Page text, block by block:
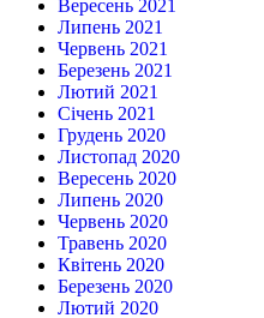
Вересень 2021
Липень 2021
Червень 2021
Березень 2021
Лютий 2021
Січень 2021
Грудень 2020
Листопад 2020
Вересень 2020
Липень 2020
Червень 2020
Травень 2020
Квітень 2020
Березень 2020
Лютий 2020